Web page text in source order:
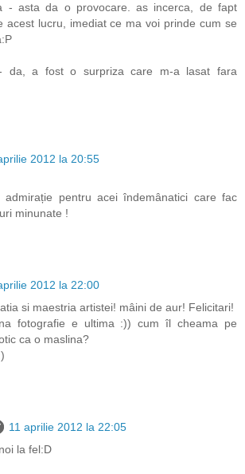
- asta da o provocare. as incerca, de fapt
acest lucru, imediat ce ma voi prinde cum se
da, a fost o surpriza care m-a lasat fara
2012 la 20:55
admirație pentru acei îndemânatici care fac
minunate !
2012 la 22:00
si maestria artistei! mâini de aur! Felicitari!
fotografie e ultima :)) cum îl cheama pe
ca o maslina?
11 aprilie 2012 la 22:05
la fel:D